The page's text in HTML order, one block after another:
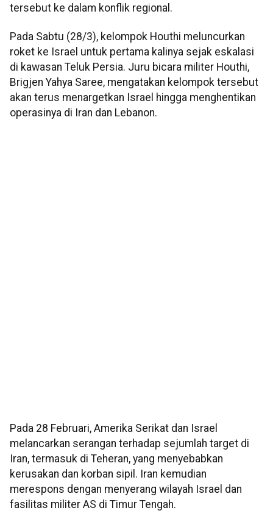
tersebut ke dalam konflik regional.
Pada Sabtu (28/3), kelompok Houthi meluncurkan
roket ke Israel untuk pertama kalinya sejak eskalasi
di kawasan Teluk Persia. Juru bicara militer Houthi,
Brigjen Yahya Saree, mengatakan kelompok tersebut
akan terus menargetkan Israel hingga menghentikan
operasinya di Iran dan Lebanon.
Pada 28 Februari, Amerika Serikat dan Israel
melancarkan serangan terhadap sejumlah target di
Iran, termasuk di Teheran, yang menyebabkan
kerusakan dan korban sipil. Iran kemudian
merespons dengan menyerang wilayah Israel dan
fasilitas militer AS di Timur Tengah.